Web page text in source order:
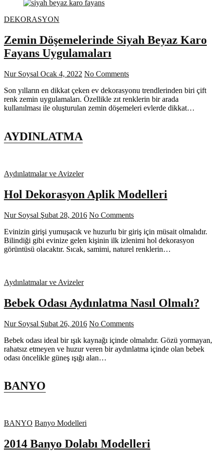
DEKORASYON
Zemin Döşemelerinde Siyah Beyaz Karo
Fayans Uygulamaları
Nur Soysal Ocak 4, 2022 No Comments
Son yılların en dikkat çeken ev dekorasyonu trendlerinden biri çift
renk zemin uygulamaları. Özellikle zıt renklerin bir arada
kullanılması ile oluşturulan zemin döşemeleri evlerde dikkat…
AYDINLATMA
Aydınlatmalar ve Avizeler
Hol Dekorasyon Aplik Modelleri
Nur Soysal Şubat 28, 2016 No Comments
Evinizin girişi yumuşacık ve huzurlu bir giriş için müsait olmalıdır.
Bilindiği gibi evinize gelen kişinin ilk izlenimi hol dekorasyon
görüntüsü olacaktır. Sıcak, samimi, naturel renklerin…
Aydınlatmalar ve Avizeler
Bebek Odası Aydınlatma Nasıl Olmalı?
Nur Soysal Şubat 26, 2016 No Comments
Bebek odası ideal bir ışık kaynağı içinde olmalıdır. Gözü yormayan,
rahatsız etmeyen ve huzur veren bir aydınlatma içinde olan bebek
odası öncelikle güneş ışığı alan…
BANYO
BANYO Banyo Modelleri
2014 Banyo Dolabı Modelleri